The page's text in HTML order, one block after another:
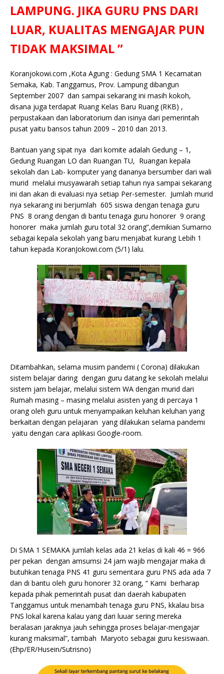
e
b
o
o
k
te
r
l s
A
p
p
y
Li
n
k
a
o
p
e
e
n
r
LAMPUNG. JIKA GURU PNS DARI
LUAR, KUALITAS MENGAJAR PUN
TIDAK MAKSIMAL ”
Koranjokowi.com ,Kota Agung : Gedung SMA 1 Kecamatan
Semaka, Kab. Tanggamus, Prov. Lampung dibangun
September 2007 dan sampai sekarang ini masih kokoh,
disana juga terdapat Ruang Kelas Baru Ruang (RKB) ,
perpustakaan dan laboratorium dan isinya dari pemerintah
pusat yaitu bansos tahun 2009 – 2010 dan 2013.
Bantuan yang sipat nya dari komite adalah Gedung – 1,
Gedung Ruangan LO dan Ruangan TU, Ruangan kepala
sekolah dan Lab- komputer yang dananya bersumber dari wali
murid melalui musyawarah setiap tahun nya sampai sekarang
ini dan akan di evaluasi nya setiap Per-semester. Jumlah murid
nya sekarang ini berjumlah 605 siswa dengan tenaga guru
PNS 8 orang dengan di bantu tenaga guru honorer 9 orang
honorer maka jumlah guru total 32 orang”,demikian Sumarno
sebagai kepala sekolah yang baru menjabat kurang Lebih 1
tahun kepada KoranJokowi.com (5/1) lalu.
Ditambahkan, selama musim pandemi ( Corona) dilakukan
sistem belajar daring dengan guru datang ke sekolah melalui
sistem jam belajar, melalui sistem WA dengan murid dari
Rumah masing – masing melalui asisten yang di percaya 1
orang oleh guru untuk menyampaikan keluhan keluhan yang
berkaitan dengan pelajaran yang dilakukan selama pandemi
yaitu dengan cara aplikasi Google-room.
Di SMA 1 SEMAKA jumlah kelas ada 21 kelas di kali 46 = 966
per pekan dengan amsumsi 24 jam wajib mengajar maka di
butuhkan tenaga PNS 41 guru sementara guru PNS ada ada 7
dan di bantu oleh guru honorer 32 orang, “ Kami berharap
kepada pihak pemerintah pusat dan daerah kabupaten
Tanggamus untuk menambah tenaga guru PNS, kkalau bisa
PNS lokal karena kalau yang dari luuar sering mereka
beralasan jaraknya jauh sehingga proses belajar-mengajar
kurang maksimal”, tambah Maryoto sebagai guru kesiswaan.
(Ehp/ER/Husein/Sutrisno)